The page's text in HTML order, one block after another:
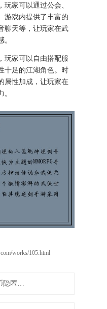
玩家可以通过公会、
游戏内提供了丰富的
聊天等，让玩家在武
玩家可以自由搭配服
十足的江湖角色。时
属性加成，让玩家在
works/105.html
魔兽世界：金币隐匿之术